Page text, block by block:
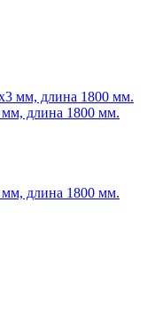
длина 1800 мм.
длина 1800 мм.